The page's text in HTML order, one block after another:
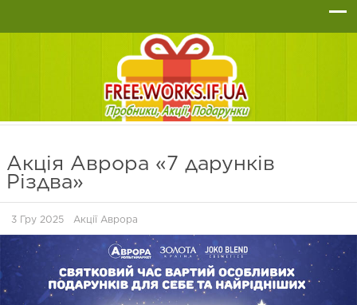
Акція Аврора «7 дарунків
Різдва»
3 Гру 2025 Акції Аврора